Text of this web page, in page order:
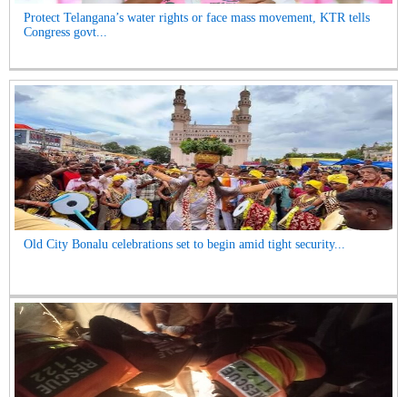
Protect Telangana’s water rights or face mass movement, KTR tells
Congress govt...
Old City Bonalu celebrations set to begin amid tight security...